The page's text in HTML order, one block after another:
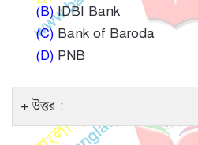
(B)IDBI Bank
(C) Bank of Baroda
(D) PNB
উত্তর :